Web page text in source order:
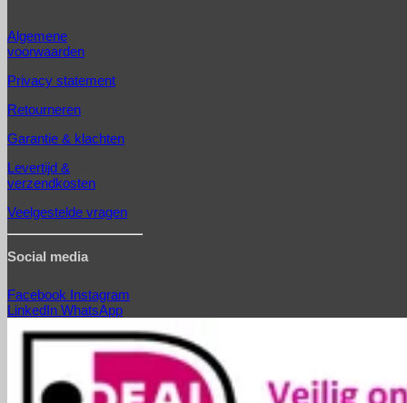
Algemene
voorwaarden
Privacy statement
Retourneren
Garantie & klachten
Levertijd &
verzendkosten
Veelgestelde vragen
Social media
Facebook Instagram
LinkedIn WhatsApp